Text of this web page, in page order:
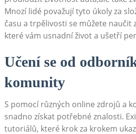
Mnozí lidé považují tyto úkoly za
času a trpělivosti se můžete naučit
které vám usnadní život a ušetří
Učení se od
komunity
S pomocí různých online zdrojů a
snadno získat potřebné znalosti.
tutoriálů, které krok za krokem